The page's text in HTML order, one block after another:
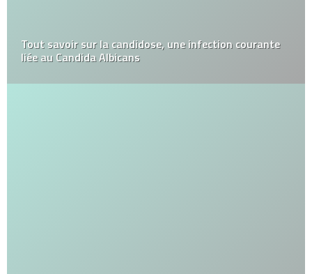
Tout savoir sur la candidose, une infection courante
liée au Candida Albicans